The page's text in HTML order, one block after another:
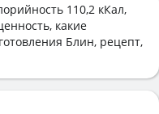
110,2 кКал,
какие
Блин, рецепт,